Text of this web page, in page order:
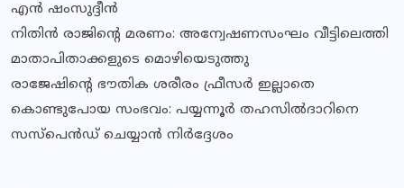
എൻ ഷംസുദ്ദീൻ
നിതിൻ രാജിൻ്റെ മരണം: അന്വേഷണസംഘം വീട്ടിലെത്തി
മാതാപിതാക്കളുടെ മൊഴിയെടുത്തു
രാജേഷിന്റെ ഭൗതിക ശരീരം ഫ്രീസര്‍ ഇല്ലാതെ
കൊണ്ടുപോയ സംഭവം: പയ്യന്നൂര്‍ തഹസില്‍ദാറിനെ
സസ്‌പെന്‍ഡ് ചെയ്യാന്‍ നിര്‍ദ്ദേശം